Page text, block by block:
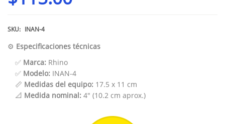
SKU: INAN-4
⚙️ Especificaciones técnicas
✅ Marca: Rhino
✅ Modelo: INAN-4
📏 Medidas del equipo: 17.5 x 11 cm
📐 Medida nominal: 4" (10.2 cm aprox.)